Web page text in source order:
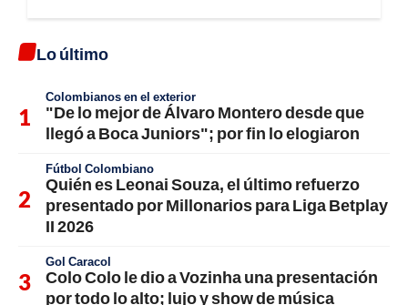
Lo último
Colombianos en el exterior
"De lo mejor de Álvaro Montero desde que
llegó a Boca Juniors"; por fin lo elogiaron
Fútbol Colombiano
Quién es Leonai Souza, el último refuerzo
presentado por Millonarios para Liga Betplay
II 2026
Gol Caracol
Colo Colo le dio a Vozinha una presentación
por todo lo alto; lujo y show de música